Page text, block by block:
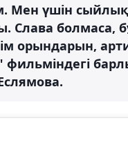
үшін
Слава болмаса,
орындарын,